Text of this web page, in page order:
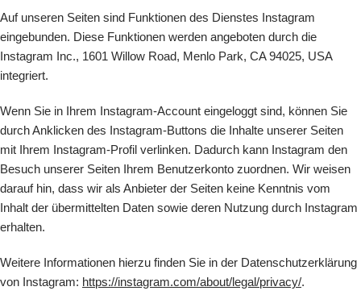
Auf unseren Seiten sind Funktionen des Dienstes Instagram
eingebunden. Diese Funktionen werden angeboten durch die
Instagram Inc., 1601 Willow Road, Menlo Park, CA 94025, USA
integriert.
Wenn Sie in Ihrem Instagram-Account eingeloggt sind, können Sie
durch Anklicken des Instagram-Buttons die Inhalte unserer Seiten
mit Ihrem Instagram-Profil verlinken. Dadurch kann Instagram den
Besuch unserer Seiten Ihrem Benutzerkonto zuordnen. Wir weisen
darauf hin, dass wir als Anbieter der Seiten keine Kenntnis vom
Inhalt der übermittelten Daten sowie deren Nutzung durch Instagram
erhalten.
Weitere Informationen hierzu finden Sie in der Datenschutzerklärung
von Instagram: https://instagram.com/about/legal/privacy/.